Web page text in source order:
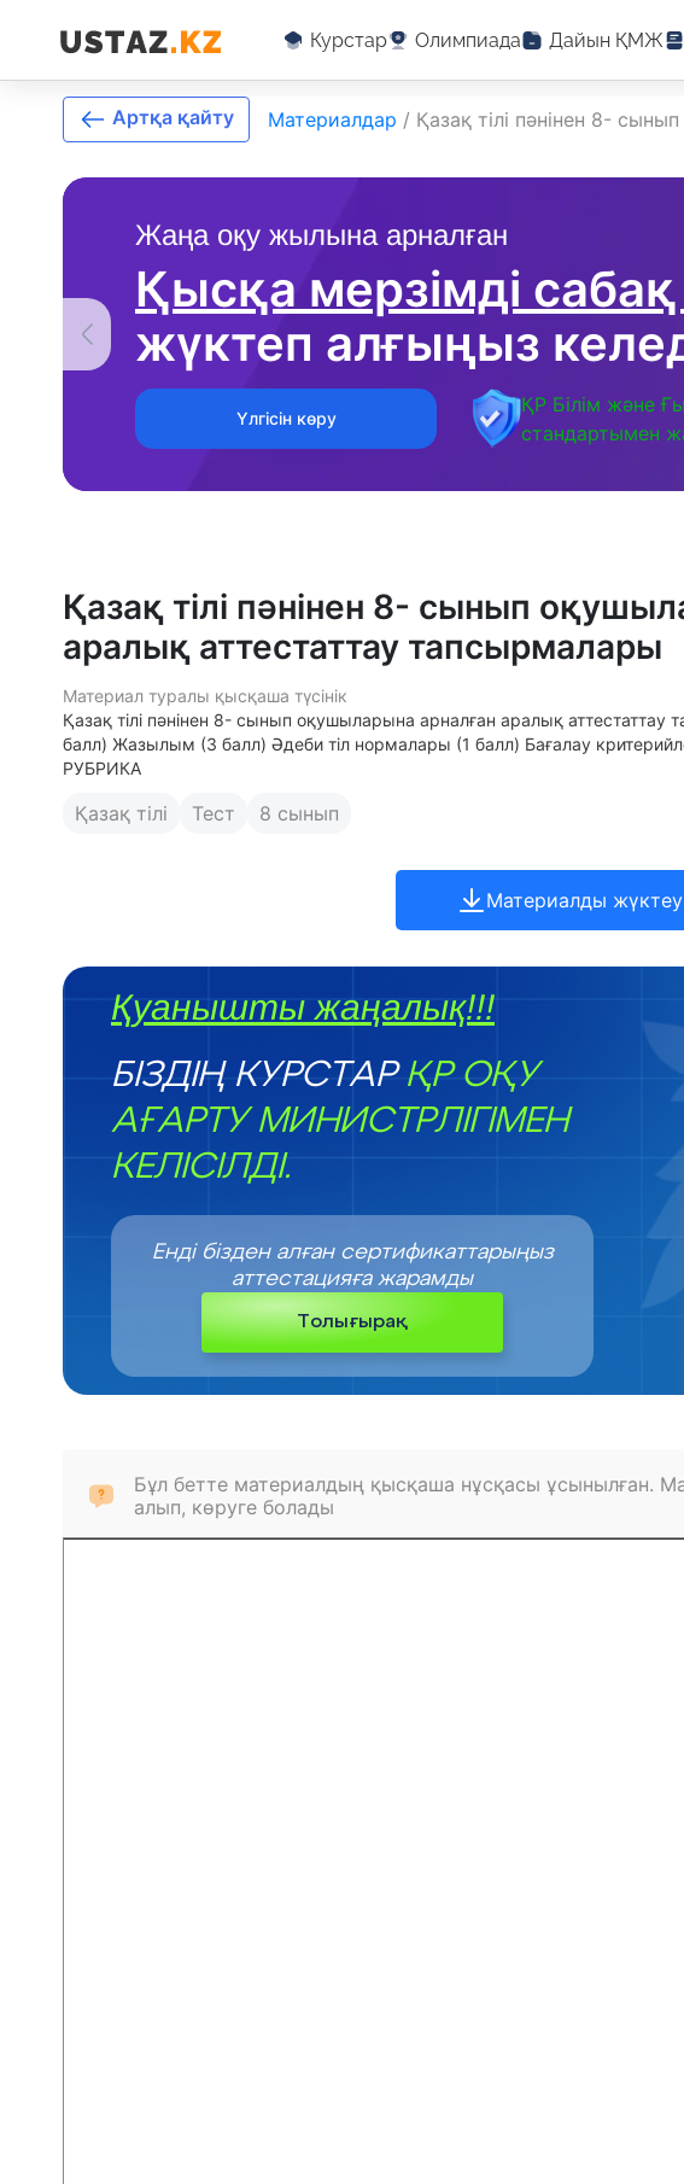
Курстар Олимпиада Дайын ҚМЖ
Жаңа оқу жылына арналған
Қысқа мерзімді
жүктеп алғыңыз
Үлгісін көру
ҚР Білім және
стандартымен
Артқа қайту Материалдар / Қазақ тілі пәнінен 8-
Қазақ тілі пәнінен 8- сынып
аралық аттестаттау тапсырмалары
Материал туралы қысқаша түсінік
Қазақ тілі пәнінен 8- сынып оқушыларына арналған аралық
балл) Жазылым (3 балл) Әдеби тіл нормалары (1 балл) Бағалау
РУБРИКА
Қазақ тілі Тест 8 сынып
Материалды жүктеу
Қуанышты жаңалық!!!
БІЗДІҢ КУРСТАР ҚР ОҚУ
АҒАРТУ МИНИСТРЛІГІМЕН
КЕЛІСІЛДІ.
Енді бізден алған сертификаттарыңыз
аттестацияға жарамды
Толығырақ
Бұл бетте материалдың қысқаша нұсқасы ұсынылған.
алып, көруге болады